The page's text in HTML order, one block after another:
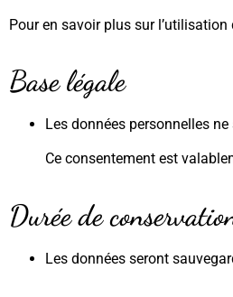
Pour en savoir plus sur
Base légale
Les données personnelles
Ce consentement est
Durée de
Les données seront